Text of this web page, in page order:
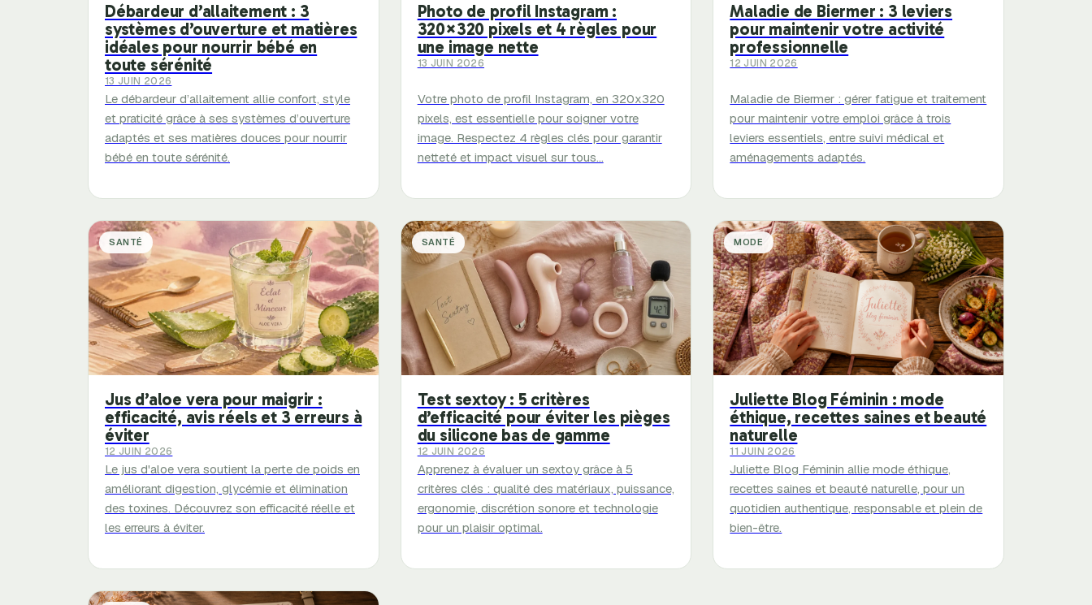
Débardeur d’allaitement : 3
systèmes d’ouverture et matières
idéales pour nourrir bébé en
toute sérénité
13 JUIN 2026
Le débardeur d’allaitement allie confort, style
et praticité grâce à ses systèmes d’ouverture
adaptés et ses matières douces pour nourrir
bébé en toute sérénité.
Photo de profil Instagram :
320×320 pixels et 4 règles pour
une image nette
13 JUIN 2026
Votre photo de profil Instagram, en 320x320
pixels, est essentielle pour soigner votre
image. Respectez 4 règles clés pour garantir
netteté et impact visuel sur tous…
Maladie de Biermer : 3 leviers
pour maintenir votre activité
professionnelle
12 JUIN 2026
Maladie de Biermer : gérer fatigue et traitement
pour maintenir votre emploi grâce à trois
leviers essentiels, entre suivi médical et
aménagements adaptés.
SANTÉ
Jus d’aloe vera pour maigrir :
efficacité, avis réels et 3 erreurs à
éviter
12 JUIN 2026
Le jus d'aloe vera soutient la perte de poids en
améliorant digestion, glycémie et élimination
des toxines. Découvrez son efficacité réelle et
les erreurs à éviter.
SANTÉ
Test sextoy : 5 critères
d’efficacité pour éviter les pièges
du silicone bas de gamme
12 JUIN 2026
Apprenez à évaluer un sextoy grâce à 5
critères clés : qualité des matériaux, puissance,
ergonomie, discrétion sonore et technologie
pour un plaisir optimal.
MODE
Juliette Blog Féminin : mode
éthique, recettes saines et beauté
naturelle
11 JUIN 2026
Juliette Blog Féminin allie mode éthique,
recettes saines et beauté naturelle, pour un
quotidien authentique, responsable et plein de
bien-être.